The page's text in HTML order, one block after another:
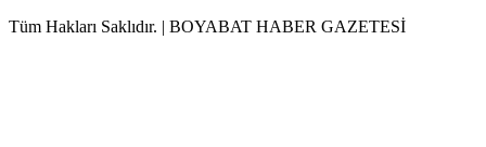
Tüm Hakları Saklıdır. | BOYABAT HABER GAZETESİ